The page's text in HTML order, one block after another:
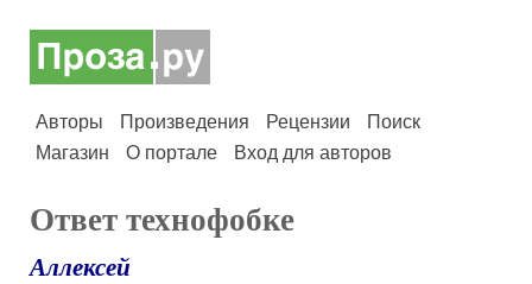
Авторы Произведения Рецензии
Поиск
Магазин
О портале Вход для авторов
Ответ технофобке
Аллексей